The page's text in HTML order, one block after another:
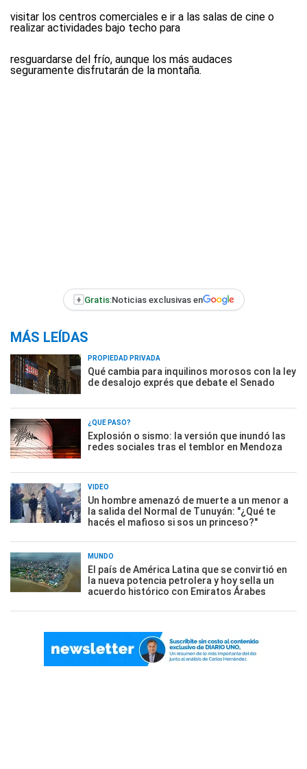
visitar los centros comerciales e ir a las salas de cine o
realizar actividades bajo techo para
resguardarse del frío, aunque los más audaces
seguramente disfrutarán de la montaña.
+ Gratis:Noticias exclusivas en
MÁS LEÍDAS
PROPIEDAD PRIVADA
Qué cambia para inquilinos morosos con la ley
de desalojo exprés que debate el Senado
¿QUÉ PASÓ?
Explosión o sismo: la versión que inundó las
redes sociales tras el temblor en Mendoza
VIDEO
Un hombre amenazó de muerte a un menor a
la salida del Normal de Tunuyán: "¿Qué te
hacés el mafioso si sos un princeso?"
MUNDO
El país de América Latina que se convirtió en
la nueva potencia petrolera y hoy sella un
acuerdo histórico con Emiratos Árabes